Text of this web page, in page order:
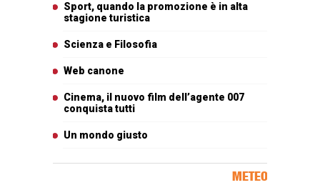
Sport, quando la promozione è in alta
stagione turistica
Scienza e Filosofia
Web canone
Cinema, il nuovo film dell’agente 007
conquista tutti
Un mondo giusto
METEO